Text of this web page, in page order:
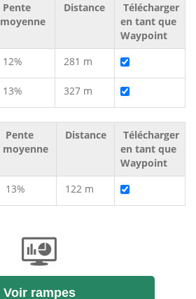
Pente
moyenne
Distance
Télécharger
en tant que
Waypoint
12% 281 m
13% 327 m
Pente
moyenne
Distance
Télécharger
en tant que
Waypoint
13% 122 m
Voir rampes